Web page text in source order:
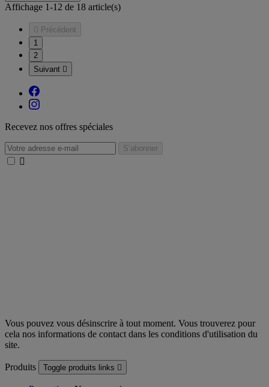
Affichage 1-12 de 18 article(s)
Précédent
1
2
Suivant 
Recevez nos offres spéciales

Vous pouvez vous désinscrire à tout moment. Vous trouverez pour
cela nos informations de contact dans les conditions d'utilisation du
site.
Produits Toggle produits links 